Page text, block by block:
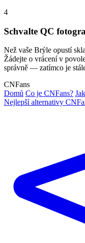
4
Schvalte QC
Než vaše Brýle opustí
Žádejte o vrácení v
správně — zatímco je
CNFans
Domů Co je CNFans?
Nejlepší alternativy